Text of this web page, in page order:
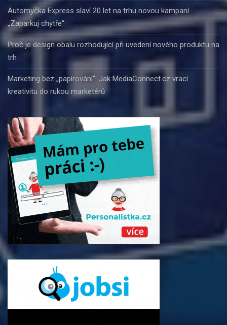
Automyčka Express slaví 20 let na trhu novou kampaní
„Zaparkuj chytře“
Proč je design obalu rozhodující při uvedení nového produktu na
trh
Marketing bez „papírování“: Jak MediaConnect.cz vrací
kreativitu do rukou marketérů